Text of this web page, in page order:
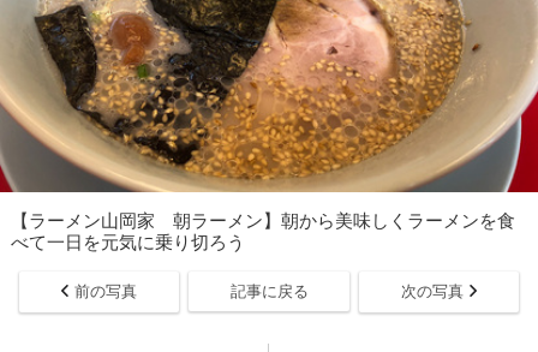
【ラーメン山岡家 朝ラーメン】朝から美味しくラーメンを食
べて一日を元気に乗り切ろう
前の写真 記事に戻る 次の写真